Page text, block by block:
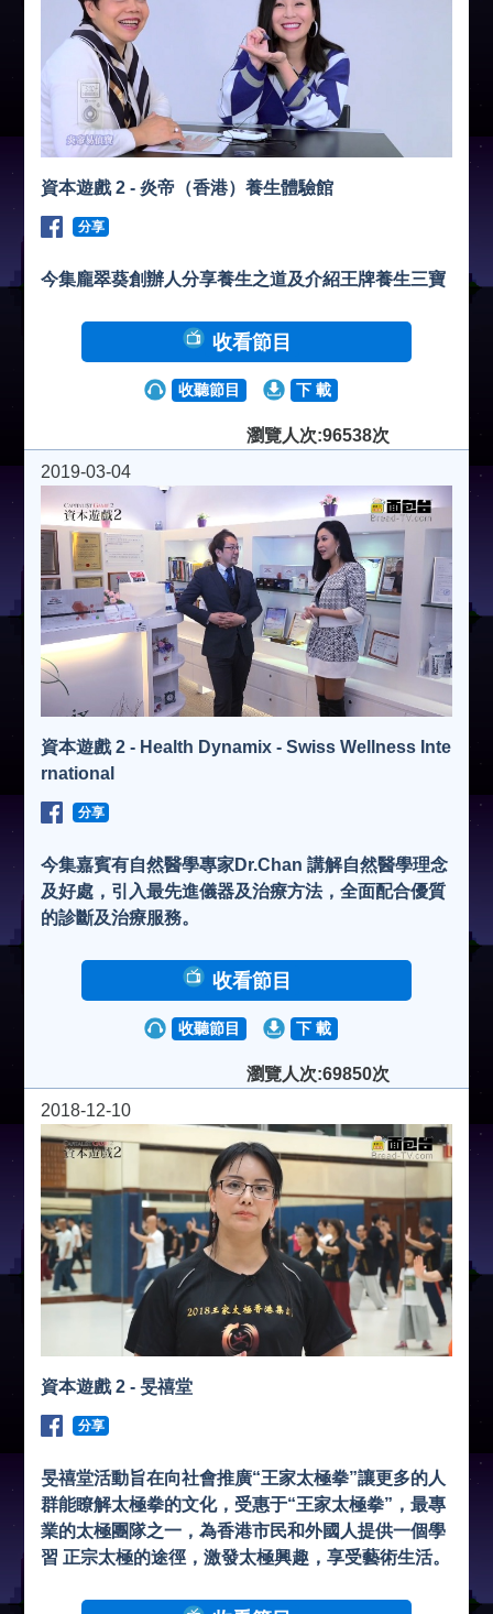
資本遊戲 2 - 炎帝（香港）養生體驗館
分享
今集龐翠葵創辦人分享養生之道及介紹王牌養生三寶
收看節目
收聽節目 下 載
瀏覽人次:96538次
2019-03-04
資本遊戲 2 - Health Dynamix - Swiss Wellness Inte
rnational
分享
今集嘉賓有自然醫學專家Dr.Chan 講解自然醫學理念
及好處，引入最先進儀器及治療方法，全面配合優質
的診斷及治療服務。
收看節目
收聽節目 下 載
瀏覽人次:69850次
2018-12-10
資本遊戲 2 - 旻禧堂
分享
旻禧堂活動旨在向社會推廣“王家太極拳”讓更多的人
群能瞭解太極拳的文化，受惠于“王家太極拳”，最專
業的太極團隊之一，為香港市民和外國人提供一個學
習 正宗太極的途徑，激發太極興趣，享受藝術生活。